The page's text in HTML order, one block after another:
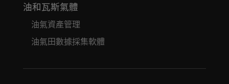
油和瓦斯氣體
油氣資產管理
油氣田數據採集軟體